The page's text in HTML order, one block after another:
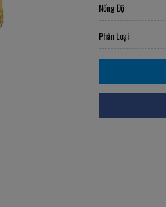
Nồng Độ:
Phân Loại: